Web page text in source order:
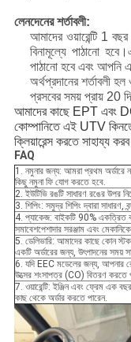
লেনদেনের শর্তাবলী:
আমাদের ওয়ারেন্টি 1
বিনামূল্যে পাঠানো
পাঠানো হবে এবং আপনি
অর্থপ্রদানের শর্তাবলী হল
প্রসবের সময় প্রায় 20
আমাদের কাছে EPT এবং
কোম্পানিতে এই UTV
ক্লিয়ারেন্স করতে সাহায্য
FAQ
1. নমুনার জন্য: আমরা প্রথম অর্ডারে
কিছু নমুনা ফি যোগ করতে হবে.
2. ইউটিভি রঙটি সাধারণ রঙের উপর
3. শিপিং: সমুদ্র শিপিং দ্বারা সাধারণ,
4. প্যাকেজ: বাইকটি 90% একত্রিত
সমাবেশপেশাদার সরঞ্জাম এবং
5. ডেলিভারি: আমাদের কাছে কোন
একটি অর্ডারের জন্য, উৎপাদনের সময়
6. যদি EEC মডেলের জন্য, আপনার
উত্সের শংসাপত্র (CO) বিতরণ করতে
7. ওয়ারেন্টি: ইঞ্জিন এবং ফ্রেম এক
কাছ থেকে অর্ডার করতে পারেন.